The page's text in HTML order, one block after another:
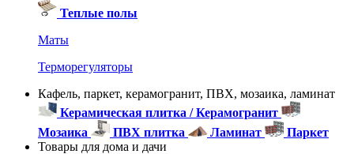
Теплые полы
Маты
Терморегуляторы
Кафель, паркет, керамогранит, ПВХ, мозаика, ламинат
Керамическая плитка / Керамогранит
Мозаика
ПВХ плитка Ламинат
Паркет
Товары для дома и дачи